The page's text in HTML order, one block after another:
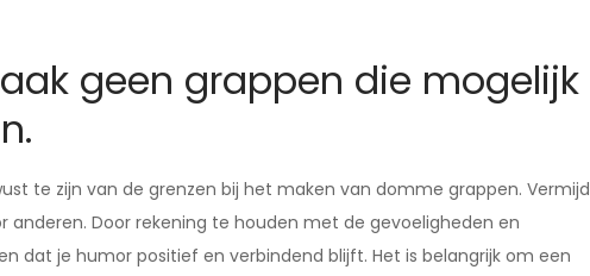
geen grappen die mogelijk
te zijn van de grenzen bij het maken van domme grappen. Vermijd
anderen. Door rekening te houden met de gevoeligheden en
dat je humor positief en verbindend blijft. Het is belangrijk om een